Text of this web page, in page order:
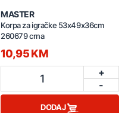
MASTER
Korpa za igračke 53x49x36cm
260679 crna
10,95 KM
1
+
-
DODAJ